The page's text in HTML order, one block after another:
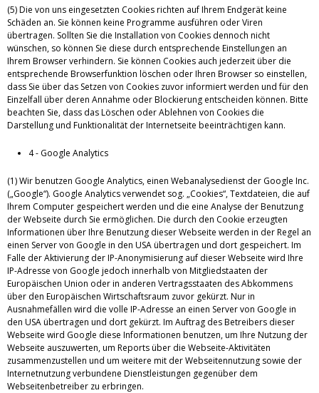
(5) Die von uns eingesetzten Cookies richten auf Ihrem Endgerät keine
Schäden an. Sie können keine Programme ausführen oder Viren
übertragen. Sollten Sie die Installation von Cookies dennoch nicht
wünschen, so können Sie diese durch entsprechende Einstellungen an
Ihrem Browser verhindern. Sie können Cookies auch jederzeit über die
entsprechende Browserfunktion löschen oder Ihren Browser so einstellen,
dass Sie über das Setzen von Cookies zuvor informiert werden und für den
Einzelfall über deren Annahme oder Blockierung entscheiden können. Bitte
beachten Sie, dass das Löschen oder Ablehnen von Cookies die
Darstellung und Funktionalität der Internetseite beeinträchtigen kann.
4 - Google Analytics
(1) Wir benutzen Google Analytics, einen Webanalysedienst der Google Inc.
(„Google“). Google Analytics verwendet sog. „Cookies“, Textdateien, die auf
Ihrem Computer gespeichert werden und die eine Analyse der Benutzung
der Webseite durch Sie ermöglichen. Die durch den Cookie erzeugten
Informationen über Ihre Benutzung dieser Webseite werden in der Regel an
einen Server von Google in den USA übertragen und dort gespeichert. Im
Falle der Aktivierung der IP-Anonymisierung auf dieser Webseite wird Ihre
IP-Adresse von Google jedoch innerhalb von Mitgliedstaaten der
Europäischen Union oder in anderen Vertragsstaaten des Abkommens
über den Europäischen Wirtschaftsraum zuvor gekürzt. Nur in
Ausnahmefällen wird die volle IP-Adresse an einen Server von Google in
den USA übertragen und dort gekürzt. Im Auftrag des Betreibers dieser
Webseite wird Google diese Informationen benutzen, um Ihre Nutzung der
Webseite auszuwerten, um Reports über die Webseite-Aktivitäten
zusammenzustellen und um weitere mit der Webseitennutzung sowie der
Internetnutzung verbundene Dienstleistungen gegenüber dem
Webseitenbetreiber zu erbringen.